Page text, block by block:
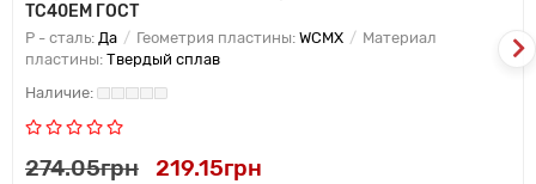
TC40EM ГОСТ
P - сталь: Да Геометрия пластины: WCMX
Материал
пластины: Твердый сплав
274.05грн 219.15грн